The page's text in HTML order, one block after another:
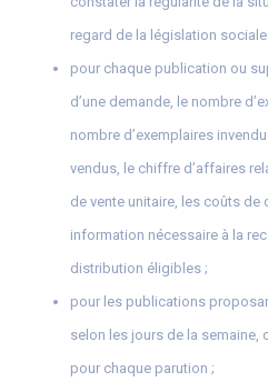
regard de la législation
pour chaque publication ou
d’une demande, le nombre
nombre d’exemplaires
vendus, le chiffre d’affaires
de vente unitaire, les coûts
information nécessaire à la
distribution éligibles ;
pour les publications
selon les jours de la
pour chaque parution ;